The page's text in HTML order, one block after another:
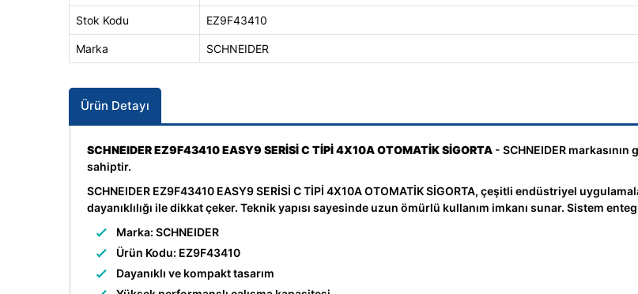
Stok Kodu EZ9F43410
Marka SCHNEIDER
Ürün Detayı
SCHNEIDER EZ9F43410 EASY9 SERİSİ C TİPİ 4X10A OTOMATİK SİGORTA - SCHNEIDER
sahiptir.
SCHNEIDER EZ9F43410 EASY9 SERİSİ C TİPİ 4X10A OTOMATİK SİGORTA, çeşitli endüstriyel
dayanıklılığı ile dikkat çeker. Teknik yapısı sayesinde uzun ömürlü kullanım imkanı sunar. Sistem
Marka: SCHNEIDER
Ürün Kodu: EZ9F43410
Dayanıklı ve kompakt tasarım